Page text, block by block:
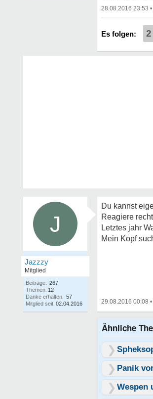
28.08.2016 23:53 •
J
Jazzzy
Mitglied
Beiträge: 267
Themen: 12
Danke erhalten: 57
Mitglied seit: 02.04.2016
Du kannst
Reagiere
Letztes jahr
Mein Kopf
29.08.2016 00:08 •
Ähnliche
Panik
Wespen